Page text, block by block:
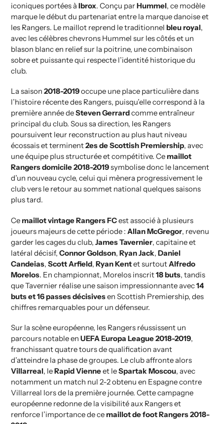
iconiques portées à Ibrox. Conçu parHummel, ce modèle
marque le début du partenariat entre la marque danoise et
les Rangers. Le maillot reprend le traditionnel bleu royal,
avec les célèbres chevrons Hummel sur les côtés et un
blason blanc en relief sur la poitrine, une combinaison
sobre et puissante qui respecte l’identité historique du
club.
La saison 2018-2019occupe une place particulière dans
l’histoire récente des Rangers, puisqu’elle correspond à la
première année deSteven Gerrardcomme entraîneur
principal du club. Sous sa direction, les Rangers
poursuivent leur reconstruction au plus haut niveau
écossais et terminent2es de Scottish Premiership, avec
une équipe plus structurée et compétitive. Ce maillot
Rangers domicile 2018-2019symbolise donc le lancement
d’un nouveau cycle, celui qui mènera progressivement le
club vers le retour au sommet national quelques saisons
plus tard.
Ce maillot vintage Rangers FCest associé à plusieurs
joueurs majeurs de cette période : Allan McGregor, revenu
garder les cages du club, James Tavernier, capitaine et
latéral décisif, Connor Goldson, Ryan Jack, Daniel
Candeias, Scott Arfield, Ryan Kentet surtoutAlfredo
Morelos. En championnat, Morelos inscrit18 buts, tandis
que Tavernier réalise une saison impressionnante avec14
buts et 16 passes décisivesen Scottish Premiership, des
chiffres remarquables pour un défenseur.
Sur la scène européenne, les Rangers réussissent un
parcours notable en UEFA Europa League 2018-2019,
franchissant quatre tours de qualification avant
d’atteindre la phase de groupes. Le club affronte alors
Villarreal, leRapid Vienneet leSpartak Moscou, avec
notamment un match nul 2-2 obtenu en Espagne contre
Villarreal lors de la première journée. Cette campagne
européenne redonne de la visibilité aux Rangers et
renforce l’importance de ce maillot de foot Rangers 2018-